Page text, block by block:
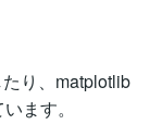
り、matplotlib
ます。